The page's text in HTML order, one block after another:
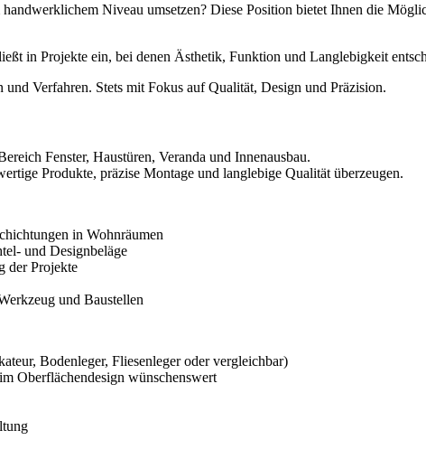
Niveau umsetzen? Diese Position bietet Ihnen die
in Projekte ein, bei denen Ästhetik, Funktion und Langlebigkeit
Verfahren. Stets mit Fokus auf Qualität, Design und Präzision.
Fenster, Haustüren, Veranda und Innenausbau.
Produkte, präzise Montage und langlebige Qualität überzeugen.
in Wohnräumen
und Designbeläge
der Projekte
und Baustellen
Bodenleger, Fliesenleger oder vergleichbar)
Oberflächendesign wünschenswert